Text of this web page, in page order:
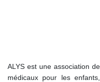
ALYS est une association
médicaux pour les